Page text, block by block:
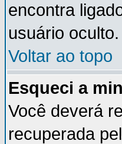
encontra
usuário oculto.
Voltar ao topo
Esqueci a
Você deverá
recuperada